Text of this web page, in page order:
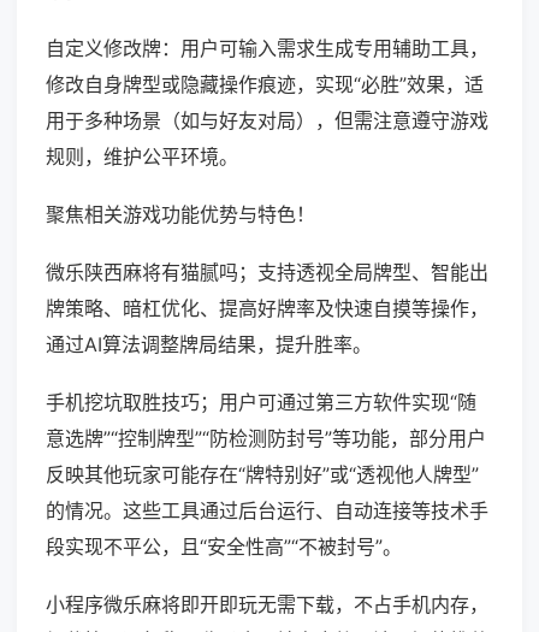
自定义修改牌：用户可输入需求生成专用辅助工具，
修改自身牌型或隐藏操作痕迹，实现“必胜”效果，适
用于多种场景（如与好友对局），但需注意遵守游戏
规则，维护公平环境。
聚焦相关游戏功能优势与特色！
微乐陕西麻将有猫腻吗；支持透视全局牌型、智能出
牌策略、暗杠优化、提高好牌率及快速自摸等操作，
通过AI算法调整牌局结果，提升胜率。
手机挖坑取胜技巧；用户可通过第三方软件实现“随
意选牌”“控制牌型”“防检测防封号”等功能，部分用户
反映其他玩家可能存在“牌特别好”或“透视他人牌型”
的情况。这些工具通过后台运行、自动连接等技术手
段实现不平公，且“安全性高”“不被封号”。
小程序微乐麻将即开即玩无需下载，不占手机内存，